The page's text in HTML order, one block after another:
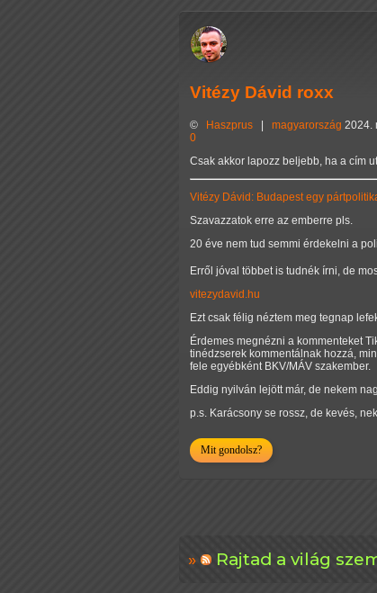
Vitézy Dávid roxx
© Haszprus magyarország 2024.
0
Csak akkor lapozz beljebb, ha a cím
Vitézy Dávid: Budapest egy
Szavazzatok erre az emberre pls.
20 éve nem tud semmi érdekelni a
Erről jóval többet is tudnék írni, de
vitezydavid.hu
Ezt csak félig néztem meg tegnap
Érdemes megnézni a kommenteket
tinédzserek kommentálnak hozzá,
fele egyébként BKV/MÁV szakember.
Eddig nyilván lejött már, de nekem
p.s. Karácsony se rossz, de kevés,
Mit gondolsz?
Rajtad a világ